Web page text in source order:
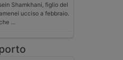
Shamkhani, figlio del
ucciso a febbraio.
…